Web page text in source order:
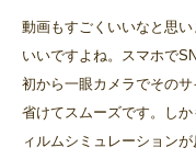
動画もすごくいいなと思
いいですよね。スマホで
初から一眼カメラでその
省けてスムーズです。し
ィルムシミュレーション